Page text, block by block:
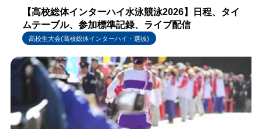
【高校総体インターハイ水泳競泳2026】日程、タイ
ムテーブル、参加標準記録、ライブ配信
高校生大会(高校総体インターハイ・選抜)